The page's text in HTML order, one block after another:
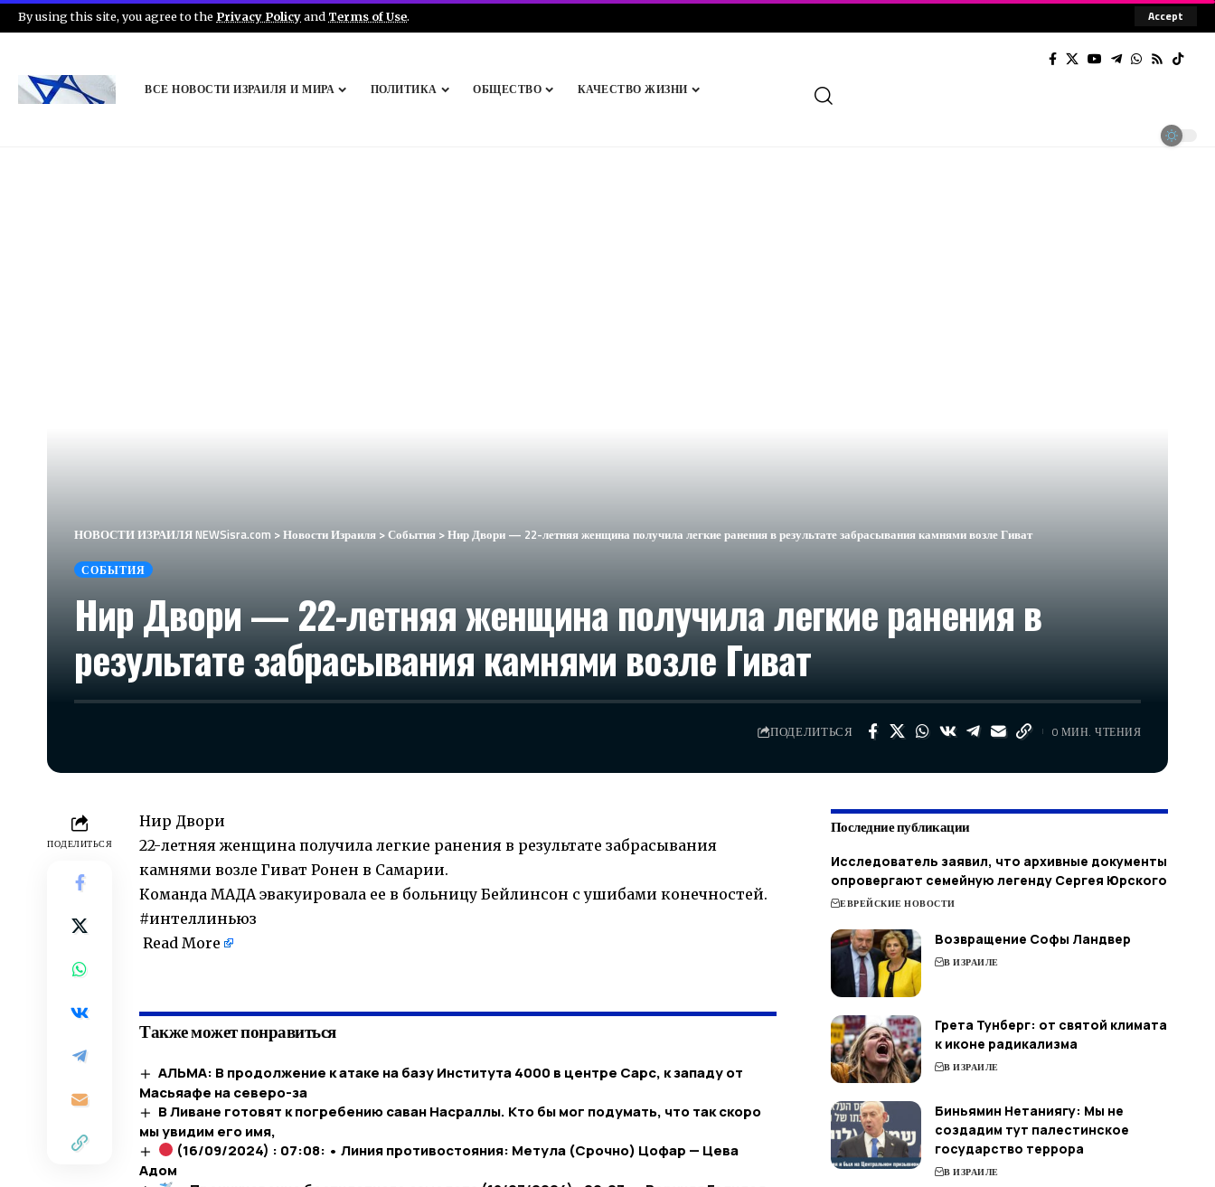
By using this site, you agree to the Privacy Policyand Terms of Use. Accept
ВСЕ НОВОСТИ ИЗРАИЛЯ И МИРА ПОЛИТИКА ОБЩЕСТВО КАЧЕСТВО ЖИЗНИ
НОВОСТИ ИЗРАИЛЯ NEWSisra.com >Новости Израиля >События >Нир Двори — 22-летняя женщина получила легкие ранения в результате забрасывания камнями возле Гиват
СОБЫТИЯ
Нир Двори — 22-летняя женщина получила легкие ранения в
результате забрасывания камнями возле Гиват
ПОДЕЛИТЬСЯ 0 МИН. ЧТЕНИЯ
ПОДЕЛИТЬСЯ
Нир Двори
22-летняя женщина получила легкие ранения в результате забрасывания
камнями возле Гиват Ронен в Самарии.
Команда MАДA эвакуировала ее в больницу Бейлинсон с ушибами конечностей.
#интеллиньюз
Read More
Также может понравиться
АЛЬМА: В продолжение к атаке на базу Института 4000 в центре Сарс, к западу от
Масьяафе на северо-за
В Ливане готовят к погребению саван Насраллы. Кто бы мог подумать, что так скоро
мы увидим его имя,
(16/09/2024) : 07:08: • Линия противостояния: Метула (Срочно) Цофар — Цева
Адом
Последние публикации
Исследователь заявил, что архивные документы
опровергают семейную легенду Сергея Юрского
ЕВРЕЙСКИЕ НОВОСТИ
Возвращение Софы Ландвер
В ИЗРАИЛЕ
Грета Тунберг: от святой климата
к иконе радикализма
В ИЗРАИЛЕ
Биньямин Нетаниягу: Мы не
создадим тут палестинское
государство террора
В ИЗРАИЛЕ